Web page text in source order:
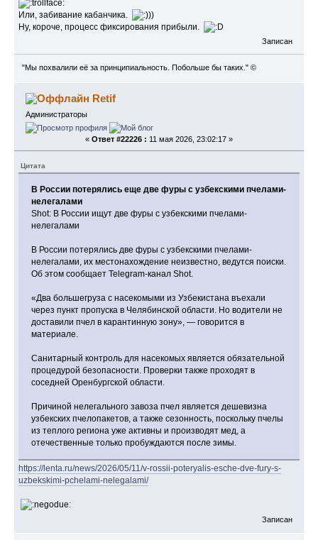
Или, забивание кабанчика.
Ну, короче, процесс фиксирования прибыли.
Записан
"Мы похвалили её за принципиальность. Побольше бы таких." ©
Retif
Администраторы
« Ответ #22226 : 11 мая 2026, 23:02:17 »
Цитата
В России потерялись еще две фуры с узбекскими пчелами-
нелегалами
Shot: В России ищут две фуры с узбекскими пчелами-
нелегалами
В России потерялись две фуры с узбекскими пчелами-
нелегалами, их местонахождение неизвестно, ведутся поиски.
Об этом сообщает Telegram-канал Shot.
«Два большегруза с насекомыми из Узбекистана въехали
через пункт пропуска в Челябинской области. Но водители не
доставили пчел в карантинную зону», — говорится в
материале.
Санитарный контроль для насекомых является обязательной
процедурой безопасности. Проверки также проходят в
соседней Оренбургской области.
Причиной нелегального завоза пчел является дешевизна
узбекских пчелопакетов, а также сезонность, поскольку пчелы
из теплого региона уже активны и производят мед, а
отечественные только пробуждаются после зимы.
https://lenta.ru/news/2026/05/11/v-rossii-poteryalis-esche-dve-fury-s-
uzbekskimi-pchelami-nelegalami/
Записан